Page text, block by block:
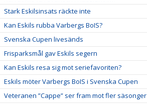
Stark Eskilsinsats räckte inte
Kan Eskils rubba Varbergs BoIS?
Svenska Cupen livesänds
Frisparksmål gav Eskils segern
Kan Eskils resa sig mot seriefavoriten?
Eskils möter Varbergs BoIS i Svenska Cupen
Veteranen ”Cappe” ser fram mot fler säsonger